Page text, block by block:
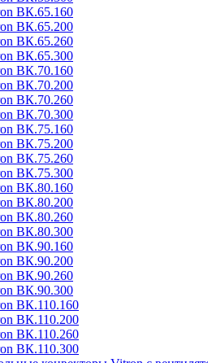
ВК.65.160
ВК.65.200
ВК.65.260
ВК.65.300
ВК.70.160
ВК.70.200
ВК.70.260
ВК.70.300
ВК.75.160
ВК.75.200
ВК.75.260
ВК.75.300
ВК.80.160
ВК.80.200
ВК.80.260
ВК.80.300
ВК.90.160
ВК.90.200
ВК.90.260
ВК.90.300
ВК.110.160
ВК.110.200
ВК.110.260
ВК.110.300